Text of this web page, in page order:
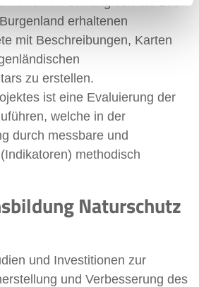
erhaltenen
mit Beschreibungen, Karten
zu erstellen.
ist eine Evaluierung der
welche in der
durch messbare und
methodisch
Naturschutz
und Investitionen zur
und Verbesserung des